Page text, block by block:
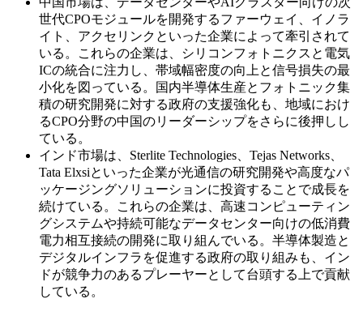
世代CPOモジュールを開発するファーウェイ、イノラ
イト、アクセリンクといった企業によって牽引されて
いる。これらの企業は、シリコンフォトニクスと電気
ICの統合に注力し、帯域幅密度の向上と信号損失の最
小化を図っている。国内半導体生産とフォトニック集
積の研究開発に対する政府の支援強化も、地域におけ
るCPO分野の中国のリーダーシップをさらに後押しし
ている。
インド市場は、Sterlite Technologies、Tejas Networks、
Tata Elxsiといった企業が光通信の研究開発や高度なパ
ッケージングソリューションに投資することで成長を
続けている。これらの企業は、高速コンピューティン
グシステムや持続可能なデータセンター向けの低消費
電力相互接続の開発に取り組んでいる。半導体製造と
デジタルインフラを促進する政府の取り組みも、イン
ドが競争力のあるプレーヤーとして台頭する上で貢献
している。